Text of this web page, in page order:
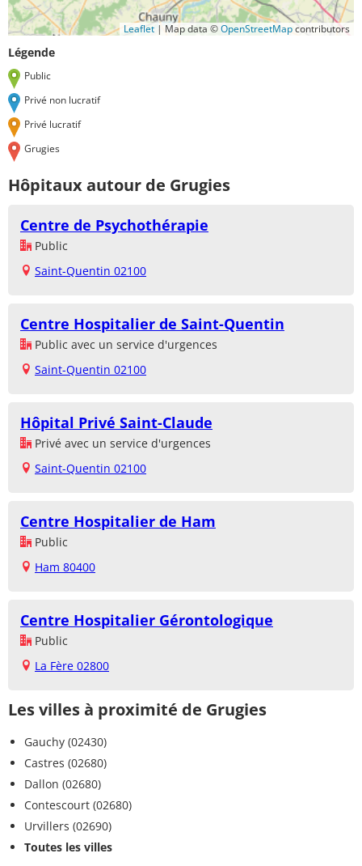
Leaflet | Map data ©OpenStreetMapcontributors
Légende
Public
Privé non lucratif
Privé lucratif
Grugies
Hôpitaux autour de Grugies
Centre de Psychothérapie
Public
Saint-Quentin 02100
Centre Hospitalier de Saint-Quentin
Public avec un service d'urgences
Saint-Quentin 02100
Hôpital Privé Saint-Claude
Privé avec un service d'urgences
Saint-Quentin 02100
Centre Hospitalier de Ham
Public
Ham 80400
Centre Hospitalier Gérontologique
Public
La Fère 02800
Les villes à proximité de Grugies
Gauchy (02430)
Castres (02680)
Dallon (02680)
Contescourt (02680)
Urvillers (02690)
Toutes les villes